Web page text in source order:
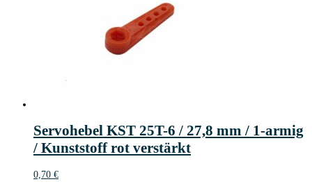
Servohebel KST 25T-6 / 27,8 mm / 1-armig
/ Kunststoff rot verstärkt
0,70 €